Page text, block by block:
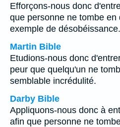
Efforçons-nous donc
que personne ne tombe en
exemple de désobéissance.
Martin Bible
Etudions-nous donc
peur que quelqu'un ne
semblable incrédulité.
Darby Bible
Appliquons-nous donc à
afin que personne ne